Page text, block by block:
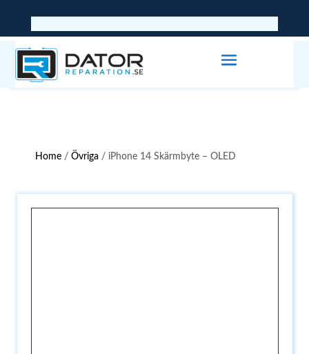
Home /Övriga / iPhone 14 Skärmbyte – OLED